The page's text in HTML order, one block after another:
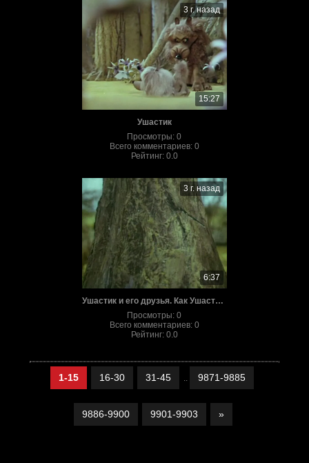
3 г. назад
15:27
Ушастик
Просмотры:0
Всего комментариев: 0
Рейтинг: 0.0
3 г. назад
6:37
Ушастик и его друзья. Как Ушастик Хотел вырасти
Просмотры:0
Всего комментариев: 0
Рейтинг: 0.0
1-15 16-30 31-45 .. 9871-9885
9886-9900 9901-9903 »